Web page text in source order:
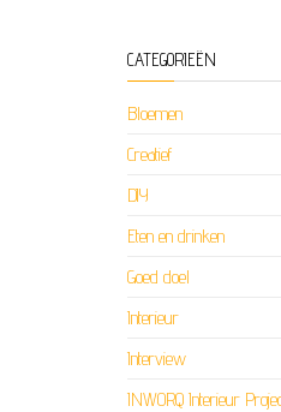
CATEGORIEËN
Bloemen
Creatief
DIY
Eten en drinken
Goed doel
Interieur
Interview
INWORQ Interieur